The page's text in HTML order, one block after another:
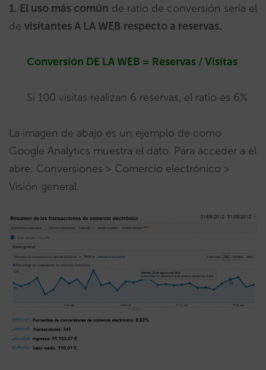
1. El uso más común de ratio de conversión sería el
de visitantes A LA WEB respecto a reservas.
Conversión DE LA WEB = Reservas / Visitas
Si 100 visitas realizan 6 reservas, el ratio es 6%
La imagen de abajo es un ejemplo de como
Google Analytics muestra el dato. Para acceder a él
abre: Conversiones > Comercio electrónico >
Visión general.